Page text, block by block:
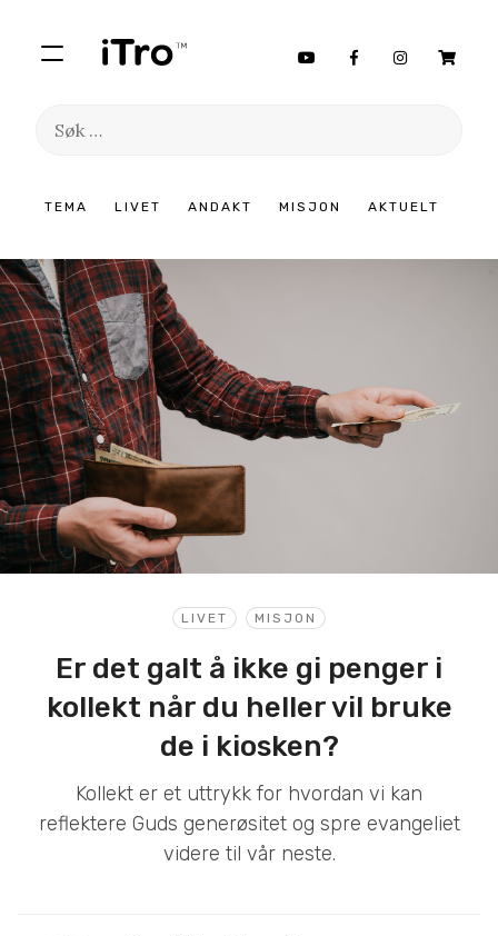
TEMA LIVET ANDAKT MISJON AKTUELT
Søk
innhold
LIVET MISJON
Er det galt å ikke gi penger i
kollekt når du heller vil bruke
de i kiosken?
Kollekt er et uttrykk for hvordan vi kan
reflektere Guds generøsitet og spre evangeliet
videre til vår neste.